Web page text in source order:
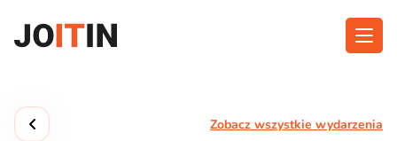
treści
FunkcjonalnośćZobacz wszystkie wydarzenia